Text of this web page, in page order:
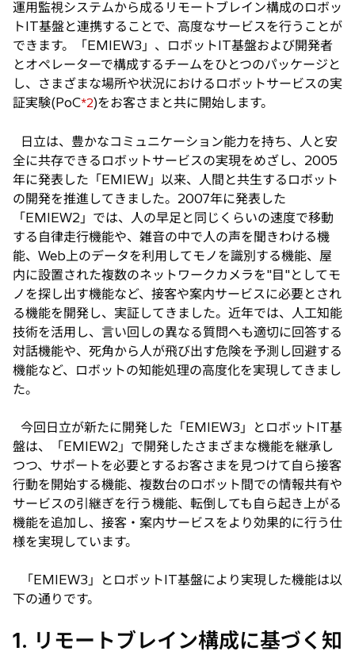
運用監視システムから成るリモートブレイン構成のロボッ
トIT基盤と連携することで、高度なサービスを行うことが
できます。「EMIEW3」、ロボットIT基盤および開発者
とオペレーターで構成するチームをひとつのパッケージと
し、さまざまな場所や状況におけるロボットサービスの実
証実験(PoC*2)をお客さまと共に開始します。
日立は、豊かなコミュニケーション能力を持ち、人と安
全に共存できるロボットサービスの実現をめざし、2005
年に発表した「EMIEW」以来、人間と共生するロボット
の開発を推進してきました。2007年に発表した
「EMIEW2」では、人の早足と同じくらいの速度で移動
する自律走行機能や、雑音の中で人の声を聞きわける機
能、Web上のデータを利用してモノを識別する機能、屋
内に設置された複数のネットワークカメラを"目"としてモ
ノを探し出す機能など、接客や案内サービスに必要とされ
る機能を開発し、実証してきました。近年では、人工知能
技術を活用し、言い回しの異なる質問へも適切に回答する
対話機能や、死角から人が飛び出す危険を予測し回避する
機能など、ロボットの知能処理の高度化を実現してきまし
た。
今回日立が新たに開発した「EMIEW3」とロボットIT基
盤は、「EMIEW2」で開発したさまざまな機能を継承し
つつ、サポートを必要とするお客さまを見つけて自ら接客
行動を開始する機能、複数台のロボット間での情報共有や
サービスの引継ぎを行う機能、転倒しても自ら起き上がる
機能を追加し、接客・案内サービスをより効果的に行う仕
様を実現しています。
「EMIEW3」とロボットIT基盤により実現した機能は以
下の通りです。
1. リモートブレイン構成に基づく知